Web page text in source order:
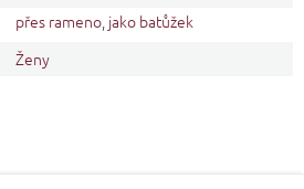
přes rameno, jako batůžek
Ženy